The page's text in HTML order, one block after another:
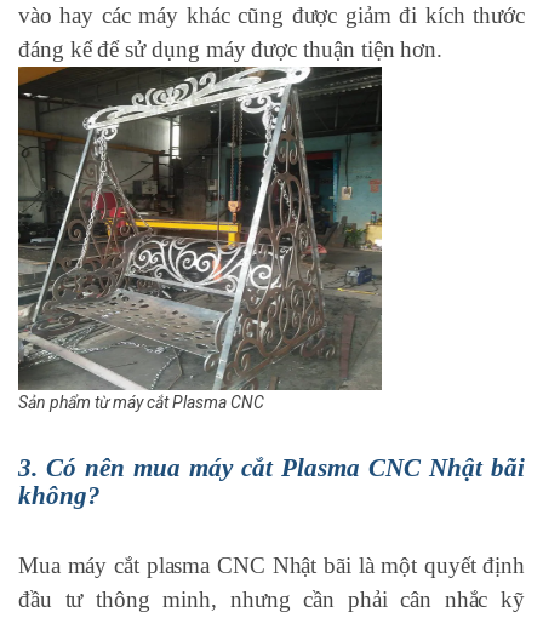
vào hay các máy khác cũng được giảm đi kích thước
đáng kể để sử dụng máy được thuận tiện hơn.
Sản phẩm từ máy cắt Plasma CNC
3. Có nên mua máy cắt Plasma CNC Nhật bãi
không?
Mua máy cắt plasma CNC Nhật bãi là một quyết định
đầu tư thông minh, nhưng cần phải cân nhắc kỹ